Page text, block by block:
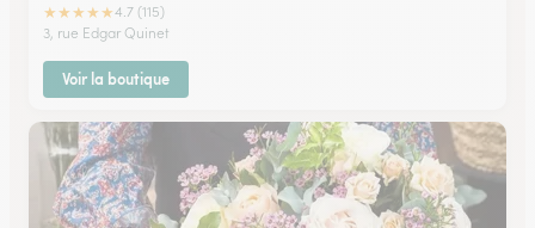
★★★★★4.7 (115)
3, rue Edgar Quinet
Voir la boutique